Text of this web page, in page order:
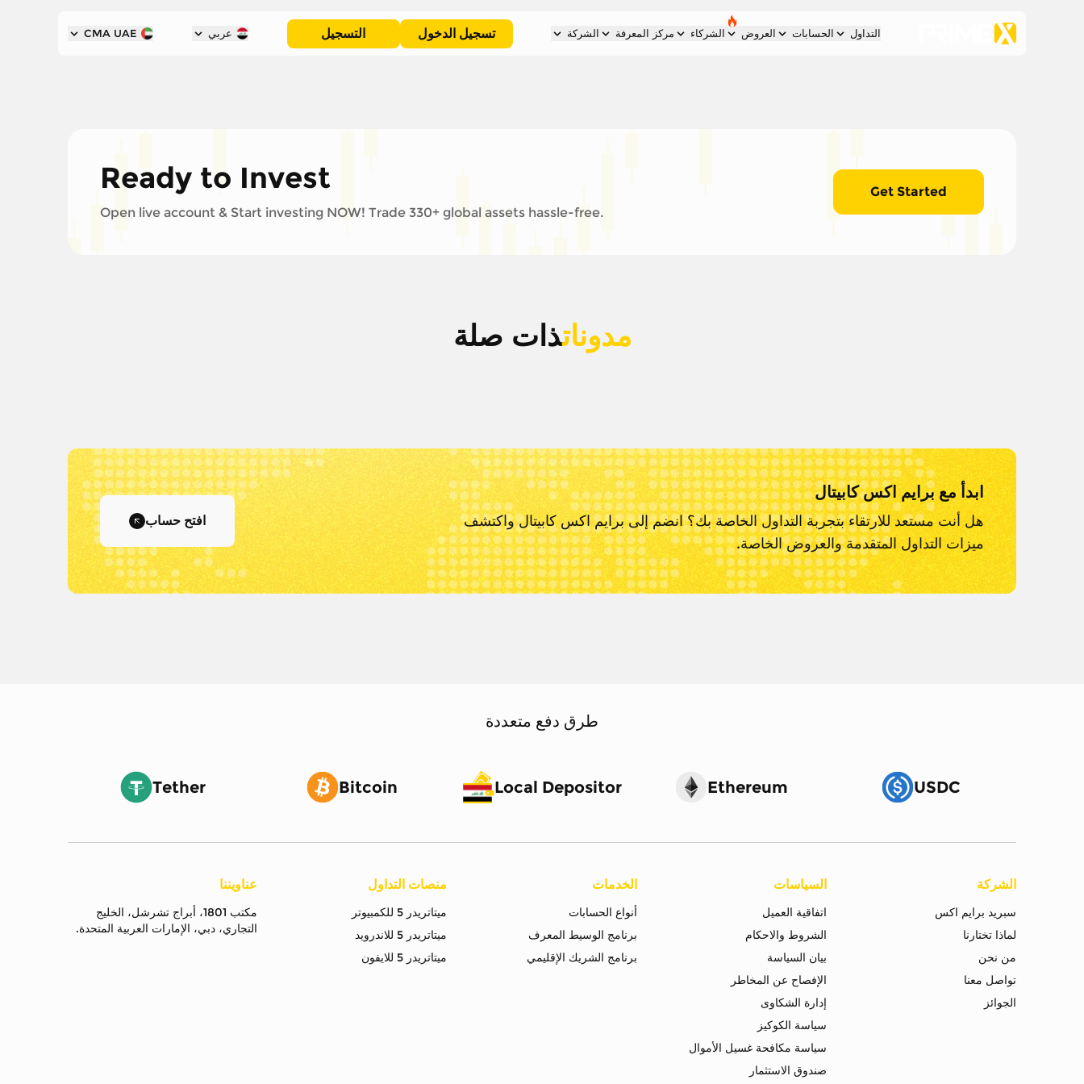
التداول الحسابات العروض الشركاء مركز المعرفة الشركة تسجيل الدخول التسجيل عربي CMA UAE
Ready to Invest
Open live account & Start investing NOW! Trade 330+ global assets hassle-free.
Get Started
مدوناتذات صلة
ابدأ مع برايم اكس كابيتال
هل أنت مستعد للارتقاء بتجربة التداول الخاصة بك؟ انضم إلى برايم اكس كابيتال واكتشف
ميزات التداول المتقدمة والعروض الخاصة.
افتح حساب
طرق دفع متعددة
Tether Bitcoin Local Depositor Ethereum USDC
الشركة
سبريد برايم اكس
لماذا تختارنا
من نحن
تواصل معنا
الجوائز
السياسات
اتفاقية العميل
الشروط والاحكام
بيان السياسة
الإفصاح عن المخاطر
إدارة الشكاوى
سياسة الكوكيز
سياسة مكافحة غسيل الأموال
صندوق الاستثمار
الخدمات
أنواع الحسابات
برنامج الوسيط المعرف
برنامج الشريك الإقليمي
منصات التداول
ميتاتريدر 5 للكمبيوتر
ميتاتريدر 5 للاندرويد
ميتاتريدر 5 للايفون
عناويننا
مكتب 1801، أبراج تشرشل، الخليج
التجاري، دبي، الإمارات العربية المتحدة.